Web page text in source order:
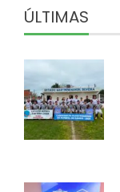
ÚLTIMAS